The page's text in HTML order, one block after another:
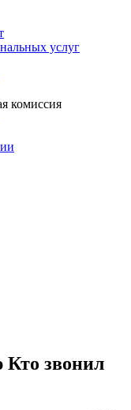
услуг
комиссия
звонил